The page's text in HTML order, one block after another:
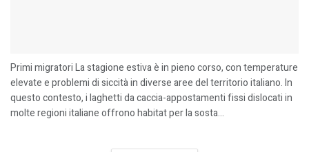
Primi migratori La stagione estiva è in pieno corso, con temperature
elevate e problemi di siccità in diverse aree del territorio italiano. In
questo contesto, i laghetti da caccia-appostamenti fissi dislocati in
molte regioni italiane offrono habitat per la sosta...